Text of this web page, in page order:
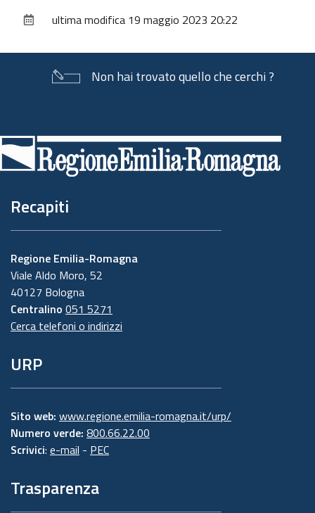
documentoultima modifica 19 maggio 2023 20:22
Non hai trovato quello che cerchi ?
di
pagina
Recapiti
Regione Emilia-Romagna
Viale Aldo Moro, 52
40127 Bologna
Centralino 051 5271
Cerca telefoni o indirizzi
URP
Sito web: www.regione.emilia-romagna.it/urp/
Numero verde: 800.66.22.00
Scrivici: e-mail - PEC
Trasparenza